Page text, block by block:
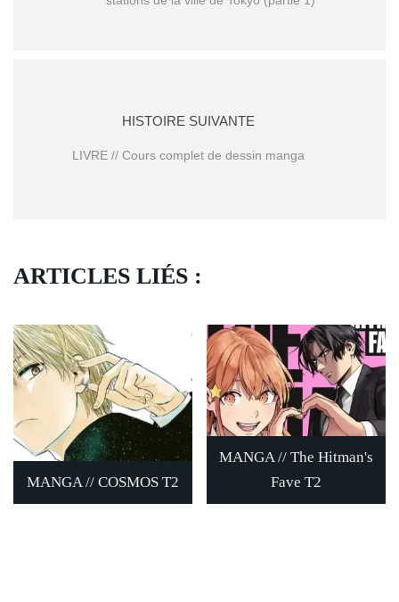
HISTOIRE SUIVANTE
LIVRE // Cours complet de dessin manga
ARTICLES LIÉS :
MANGA // COSMOS T2
MANGA // The Hitman's
Fave T2